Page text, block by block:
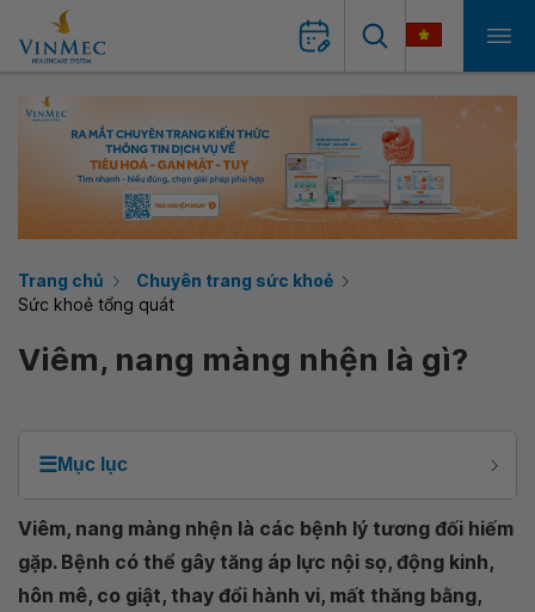
Trang chủ
Chuyên trang sức khoẻ
Sức khoẻ tổng quát
Viêm, nang màng nhện là gì?
☰Mục lục
Viêm, nang màng nhện là các bệnh lý tương đối hiếm
gặp. Bệnh có thể gây tăng áp lực nội sọ, động kinh,
hôn mê, co giật, thay đổi hành vi, mất thăng bằng,